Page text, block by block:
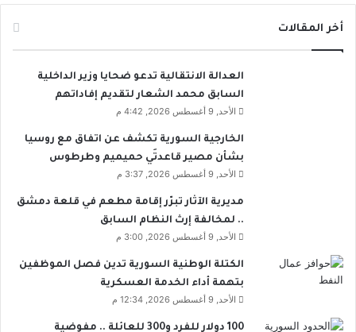
أخر المقالات
العدالة الانتقالية تدعو ضحايا وزير الداخلية
السابق محمد الشعار لتقديم إفاداتهم
الأحد, 9 أغسطس 2026, 4:42 م
الخارجية السورية تكشف عن اتفاق مع روسيا
بشأن مصير قاعدتَي حميميم وطرطوس
الأحد, 9 أغسطس 2026, 3:37 م
مديرية الآثار تبرّر إقامة مطعم في قلعة دمشق
.. لمخالفة إرث النظام السابق
الأحد, 9 أغسطس 2026, 3:00 م
الكتلة الوطنية السورية تدين فصل الموظفين
بتهمة أداء الخدمة العسكرية
الأحد, 9 أغسطس 2026, 12:34 م
100 دولار للفرد و300 للعائلة .. مفوضية